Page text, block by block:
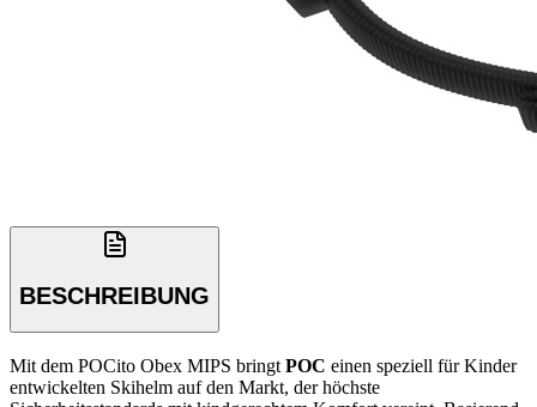
BESCHREIBUNG
Mit dem POCito Obex MIPS bringt POC einen speziell für Kinder
entwickelten Skihelm auf den Markt, der höchste